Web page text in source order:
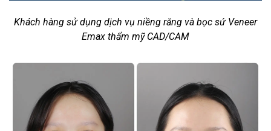
Khách hàng sử dụng dịch vụ niềng răng và bọc sứ Veneer
Emax thẩm mỹ CAD/CAM